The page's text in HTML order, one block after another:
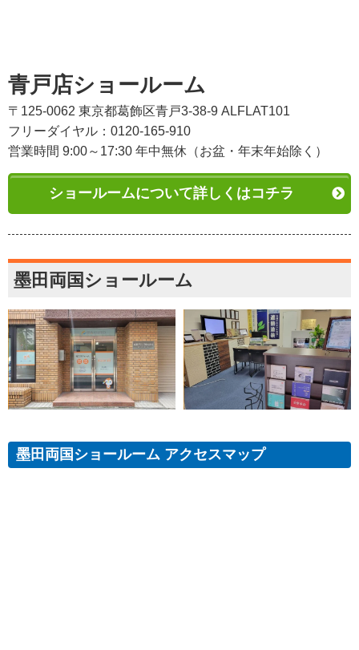
青戸店ショールーム
〒125-0062 東京都葛飾区青戸3-38-9 ALFLAT101
フリーダイヤル：0120-165-910
営業時間 9:00～17:30 年中無休（お盆・年末年始除く）
ショールームについて詳しくはコチラ
墨田両国ショールーム
墨田両国ショールーム アクセスマップ